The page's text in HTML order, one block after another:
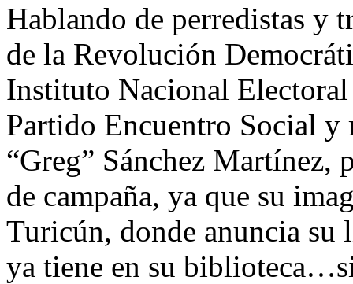
Hablando de perredistas y
de la Revolución
Instituto Nacional
Partido Encuentro Social
“Greg” Sánchez Martínez,
de campaña, ya que su
Turicún, donde anuncia
ya tiene en su